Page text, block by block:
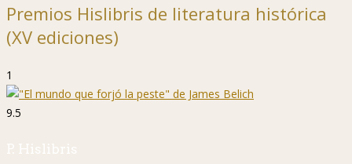
Premios Hislibris de literatura histórica
(XV ediciones)
1
9.5
P. Hislibris